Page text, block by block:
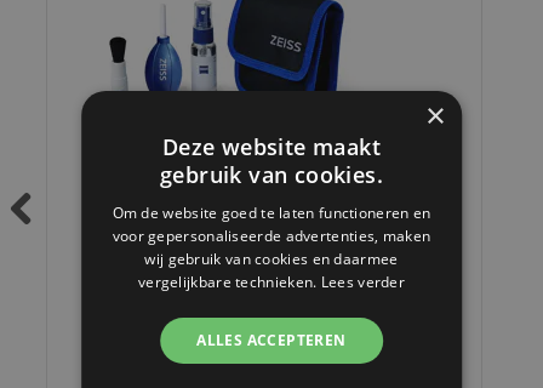
Zeiss Lens Cleaning Kit
×
Deze website maakt
gebruik van cookies.
Om de website goed te laten functioneren en
voor gepersonaliseerde advertenties, maken
wij gebruik van cookies en daarmee
vergelijkbare technieken. Lees verder
ALLES ACCEPTEREN